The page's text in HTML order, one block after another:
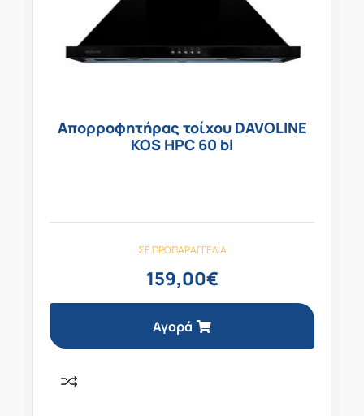
Απορροφητήρας τοίχου DAVOLINE
KOS HPC 60 bl
ΣΕ ΠΡΟΠΑΡΑΓΓΕΛΊΑ
159,00€
Αγορά